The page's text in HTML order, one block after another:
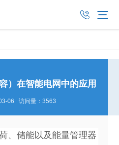
）在智能电网中的应用
06 访问量：3563
、储能以及能量管理器